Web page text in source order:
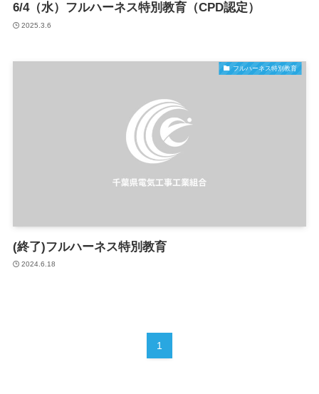
6/4（水）フルハーネス特別教育（CPD認定）
2025.3.6
フルハーネス特別教育
(終了)フルハーネス特別教育
2024.6.18
1